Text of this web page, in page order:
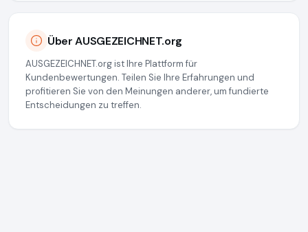
Über AUSGEZEICHNET.org
AUSGEZEICHNET.org ist Ihre Plattform für
Kundenbewertungen. Teilen Sie Ihre Erfahrungen und
profitieren Sie von den Meinungen anderer, um fundierte
Entscheidungen zu treffen.